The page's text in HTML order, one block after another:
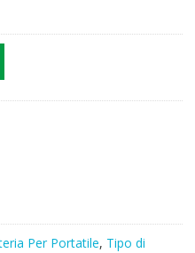
Per Portatile, Tipo di